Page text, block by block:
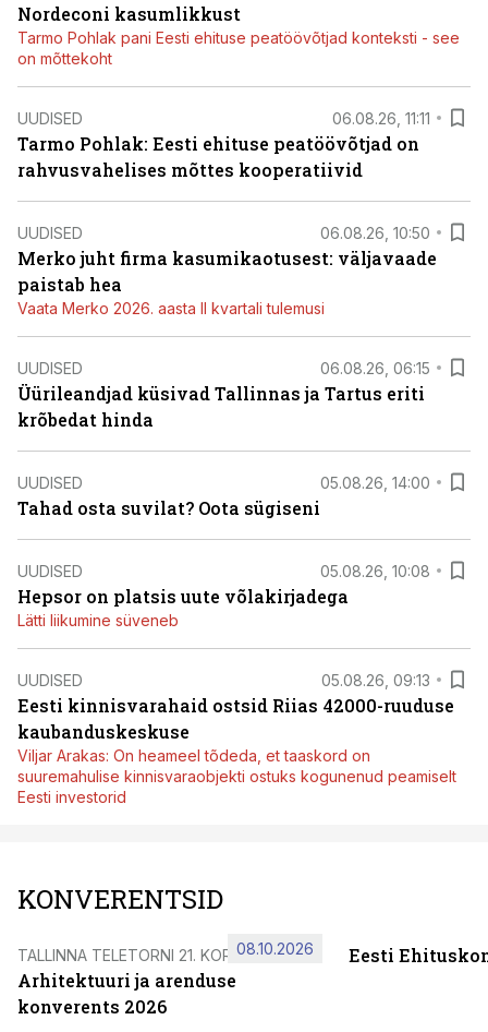
Nordeconi kasumlikkust
Tarmo Pohlak pani Eesti ehituse peatöövõtjad konteksti - see
on mõttekoht
UUDISED 06.08.26, 11:11
Tarmo Pohlak: Eesti ehituse peatöövõtjad on
rahvusvahelises mõttes kooperatiivid
UUDISED 06.08.26, 10:50
Merko juht firma kasumikaotusest: väljavaade
paistab hea
Vaata Merko 2026. aasta II kvartali tulemusi
UUDISED 06.08.26, 06:15
Üürileandjad küsivad Tallinnas ja Tartus eriti
krõbedat hinda
UUDISED 05.08.26, 14:00
Tahad osta suvilat? Oota sügiseni
UUDISED 05.08.26, 10:08
Hepsor on platsis uute võlakirjadega
Lätti liikumine süveneb
UUDISED 05.08.26, 09:13
Eesti kinnisvarahaid ostsid Riias 42000-ruuduse
kaubanduskeskuse
Viljar Arakas: On heameel tõdeda, et taaskord on
suuremahulise kinnisvaraobjekti ostuks kogunenud peamiselt
Eesti investorid
KONVERENTSID
TALLINNA TELETORNI 21. KORRUSEL
Arhitektuuri ja arenduse
konverents 2026
08.10.2026 Eesti